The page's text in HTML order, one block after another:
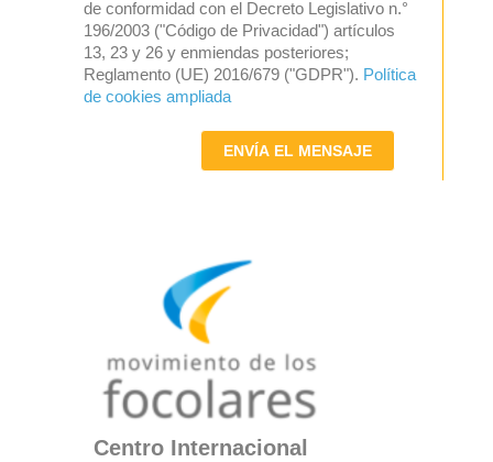
de conformidad con el Decreto Legislativo n.°
196/2003 ("Código de Privacidad") artículos
13, 23 y 26 y enmiendas posteriores;
Reglamento (UE) 2016/679 ("GDPR"). Política
de cookies ampliada
ENVÍA EL MENSAJE
Centro Internacional